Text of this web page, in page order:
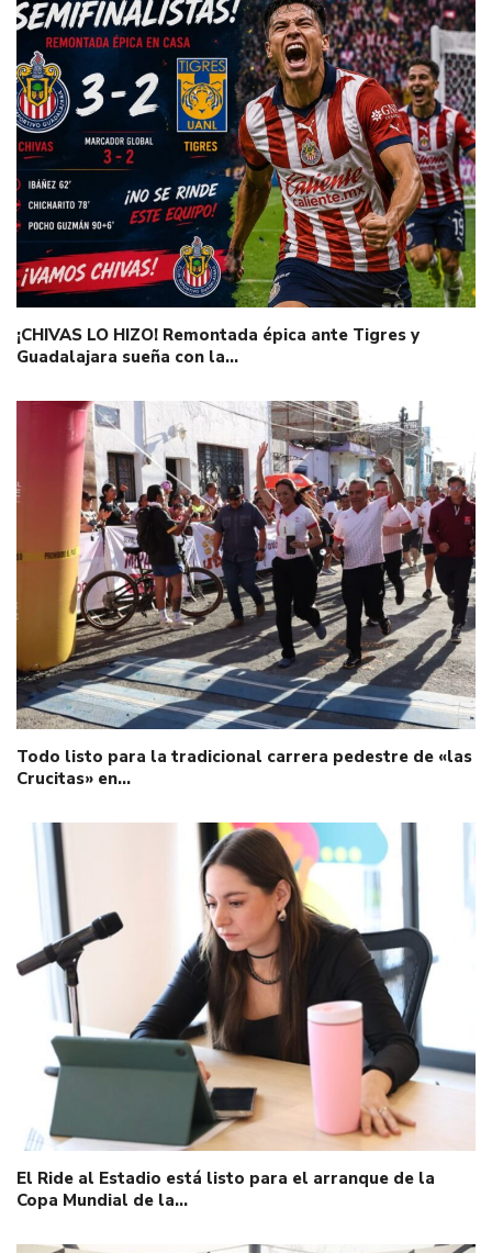
¡CHIVAS LO HIZO! Remontada épica ante Tigres y
Guadalajara sueña con la…
Todo listo para la tradicional carrera pedestre de «las
Crucitas» en…
El Ride al Estadio está listo para el arranque de la
Copa Mundial de la…